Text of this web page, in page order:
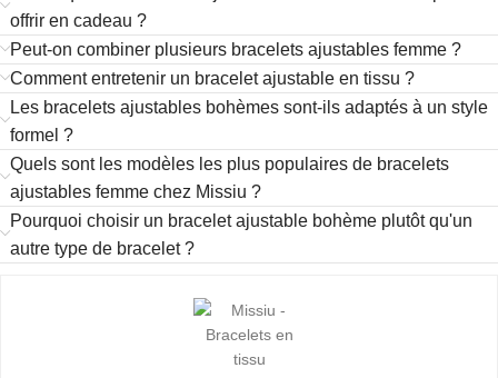
offrir en cadeau ?
Peut-on combiner plusieurs bracelets ajustables femme ?
Comment entretenir un bracelet ajustable en tissu ?
Les bracelets ajustables bohèmes sont-ils adaptés à un style
formel ?
Quels sont les modèles les plus populaires de bracelets
ajustables femme chez Missiu ?
Pourquoi choisir un bracelet ajustable bohème plutôt qu'un
autre type de bracelet ?